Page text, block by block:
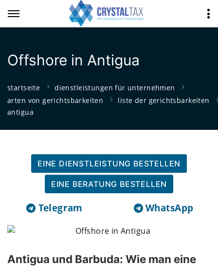
Offshore in Antigua
startseite
dienstleistungen für unternehmen
arten von gerichtsbarkeiten
liste der gerichtsbarkeiten
antigua
EINE DIENSTLEISTUNG BESTELLEN
EINE BERATUNG BESTELLEN
Telegram WhatsApp
Antigua und Barbuda: Wie man eine